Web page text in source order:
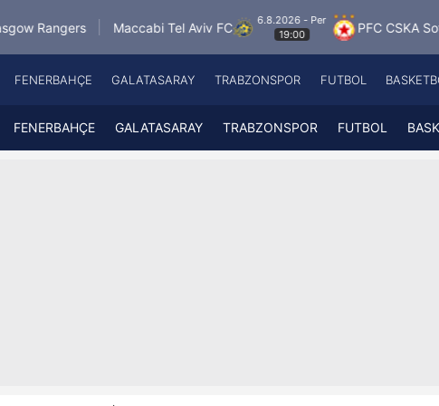
Maccabi Tel Aviv FC
6.8.2026 - Per
19:00
PFC CSKA Sofia FK
Fenerbahçe
Galatasaray
A
FENERBAHÇE GALATASARAY TRABZONSPOR FUTBOL
FENERBAHÇE GALATASARAY TRABZONSPOR FUTBOL